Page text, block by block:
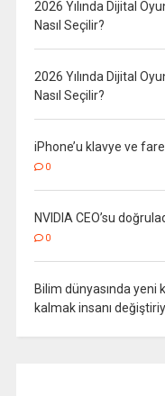
2026 Yılında Dijital
Nasıl Seçilir?
2026 Yılında Dijital
Nasıl Seçilir?
iPhone’u klavye ve
0
NVIDIA CEO’su
0
Bilim dünyasında yeni
kalmak insanı